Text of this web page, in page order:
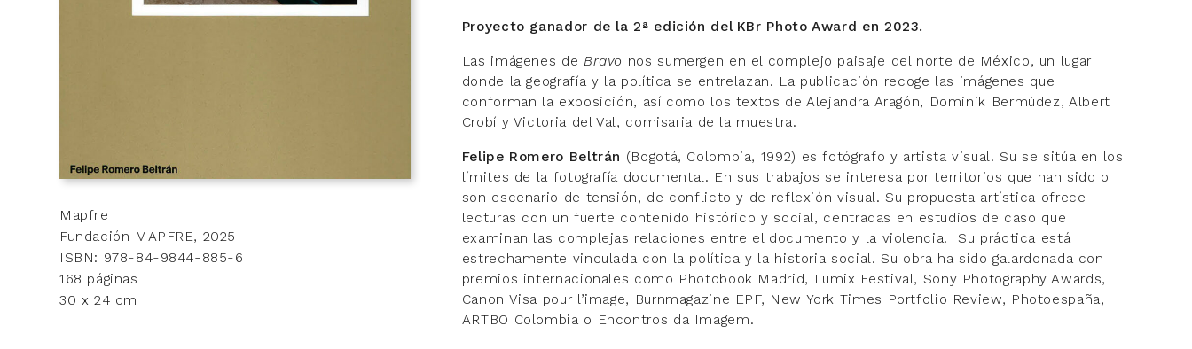
Mapfre
Fundación MAPFRE, 2025
ISBN: 978-84-9844-885-6
168 páginas
30 x 24 cm
Proyecto ganador de la 2ª edición del KBr Photo Award en 2023.
Las imágenes de Bravo nos sumergen en el complejo paisaje del norte de México, un lugar
donde la geografía y la política se entrelazan. La publicación recoge las imágenes que
conforman la exposición, así como los textos de Alejandra Aragón, Dominik Bermúdez, Albert
Crobí y Victoria del Val, comisaria de la muestra.
Felipe Romero Beltrán (Bogotá, Colombia, 1992) es fotógrafo y artista visual. Su se sitúa en los
límites de la fotografía documental. En sus trabajos se interesa por territorios que han sido o
son escenario de tensión, de conflicto y de reflexión visual. Su propuesta artística ofrece
lecturas con un fuerte contenido histórico y social, centradas en estudios de caso que
examinan las complejas relaciones entre el documento y la violencia. Su práctica está
estrechamente vinculada con la política y la historia social. Su obra ha sido galardonada con
premios internacionales como Photobook Madrid, Lumix Festival, Sony Photography Awards,
Canon Visa pour l’image, Burnmagazine EPF, New York Times Portfolio Review, Photoespaña,
ARTBO Colombia o Encontros da Imagem.